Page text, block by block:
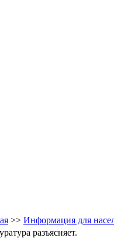
>> Информация для
разъясняет.